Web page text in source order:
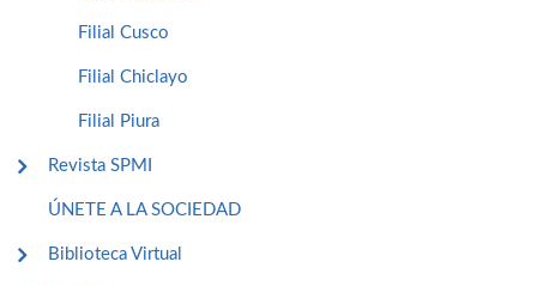
Filial Cusco
Filial Chiclayo
Filial Piura
Revista SPMI
ÚNETE A LA SOCIEDAD
Biblioteca Virtual